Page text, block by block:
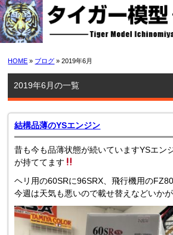
HOME » ブログ » 2019年6月
2019年6月の一覧
結構品薄のYSエンジン
昔も今も品薄状態が続いていますYSエン
が持ててます
ヘリ用の60SRに96SRX、飛行機用の
今週は天気も悪いので載せ替えなどいか